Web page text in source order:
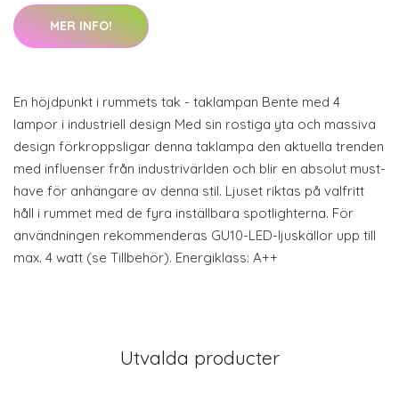
MER INFO!
En höjdpunkt i rummets tak - taklampan Bente med 4
lampor i industriell design Med sin rostiga yta och massiva
design förkroppsligar denna taklampa den aktuella trenden
med influenser från industrivärlden och blir en absolut must-
have för anhängare av denna stil. Ljuset riktas på valfritt
håll i rummet med de fyra inställbara spotlighterna. För
användningen rekommenderas GU10-LED-ljuskällor upp till
max. 4 watt (se Tillbehör). Energiklass: A++
Utvalda producter